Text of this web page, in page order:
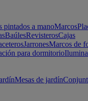
pintados a manoMarcos
BaúlesRevisterosCajas
JarronesMarcos de
para dormitorio
Mesas de jardín